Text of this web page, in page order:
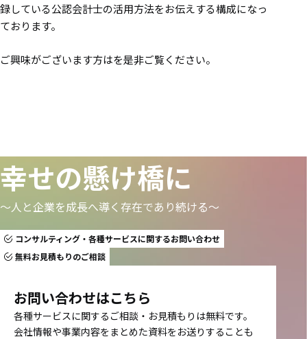
録している公認会計士の活用方法をお伝えする構成になっ
ております。
ご興味がございます方はを是非ご覧ください。
幸せの懸け橋に
〜人と企業を成長へ導く存在であり続ける〜
コンサルティング・各種サービスに関するお問い合わせ
無料お見積もりのご相談
お問い合わせはこちら
各種サービスに関するご相談・お見積もりは無料です。
会社情報や事業内容をまとめた資料をお送りすることも